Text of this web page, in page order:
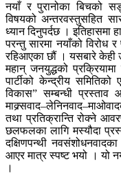
नयाँ र पुरानोका बिचको
विषयको अन्तरवस्तुसहित
ध्यान दिनुपर्दछ । इतिहासमा
परन्तु सारमा नयाँको विरोध र
रहिआएका छौं । यसबारे केही
महान् जनयुद्धको प्रक्रियामा
पार्टीको केन्द्रीय
विकास” सम्बन्धी
तथा प्रतिक्रान्ति रोक्ने
छलफलका लागि मस्यौदा
दक्षिणपन्थी
आएर मात्र स्पष्ट भयो । यो
।